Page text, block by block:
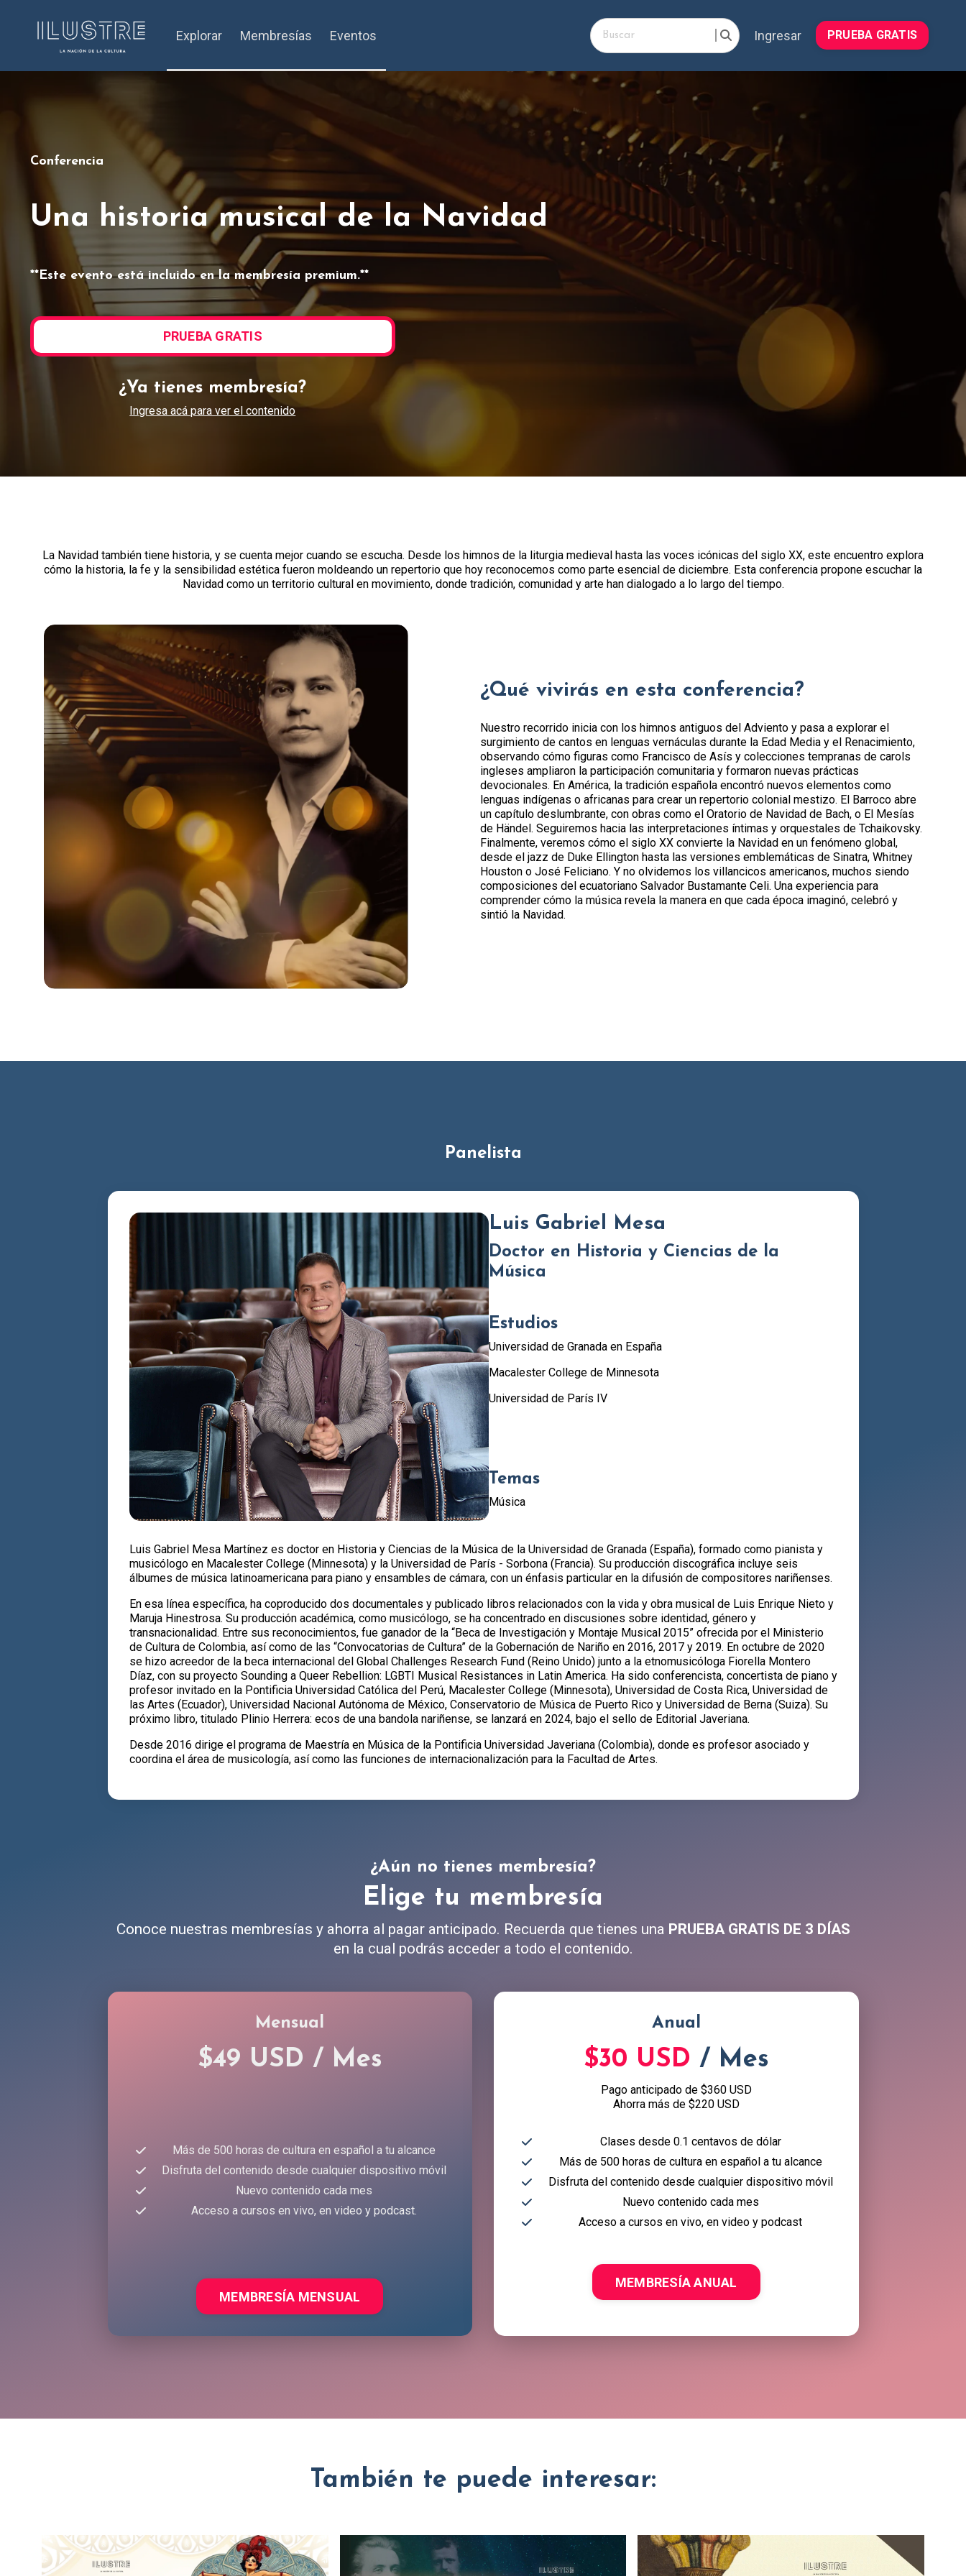
Explorar Membresías Eventos Ingresar PRUEBA GRATIS
Conferencia
Una historia musical de la Navidad
**Este evento está incluido en la membresía premium.**
PRUEBA GRATIS
¿Ya tienes membresía?
Ingresa acá para ver el contenido
La Navidad también tiene historia, y se cuenta mejor cuando se escucha. Desde los himnos de la liturgia medieval hasta las voces icónicas del siglo XX, este encuentro explora
cómo la historia, la fe y la sensibilidad estética fueron moldeando un repertorio que hoy reconocemos como parte esencial de diciembre. Esta conferencia propone escuchar la
Navidad como un territorio cultural en movimiento, donde tradición, comunidad y arte han dialogado a lo largo del tiempo.
¿Qué vivirás en esta conferencia?
Nuestro recorrido inicia con los himnos antiguos del Adviento y pasa a explorar el
surgimiento de cantos en lenguas vernáculas durante la Edad Media y el Renacimiento,
observando cómo figuras como Francisco de Asís y colecciones tempranas de carols
ingleses ampliaron la participación comunitaria y formaron nuevas prácticas
devocionales. En América, la tradición española encontró nuevos elementos como
lenguas indígenas o africanas para crear un repertorio colonial mestizo. El Barroco abre
un capítulo deslumbrante, con obras como el Oratorio de Navidad de Bach, o El Mesías
de Händel. Seguiremos hacia las interpretaciones íntimas y orquestales de Tchaikovsky.
Finalmente, veremos cómo el siglo XX convierte la Navidad en un fenómeno global,
desde el jazz de Duke Ellington hasta las versiones emblemáticas de Sinatra, Whitney
Houston o José Feliciano. Y no olvidemos los villancicos americanos, muchos siendo
composiciones del ecuatoriano Salvador Bustamante Celi. Una experiencia para
comprender cómo la música revela la manera en que cada época imaginó, celebró y
sintió la Navidad.
Panelista
Luis Gabriel Mesa
Doctor en Historia y Ciencias de la
Música
Estudios
Universidad de Granada en España
Macalester College de Minnesota
Universidad de París IV
Temas
Música
Luis Gabriel Mesa Martínez es doctor en Historia y Ciencias de la Música de la Universidad de Granada (España), formado como pianista y
musicólogo en Macalester College (Minnesota) y la Universidad de París - Sorbona (Francia). Su producción discográfica incluye seis
álbumes de música latinoamericana para piano y ensambles de cámara, con un énfasis particular en la difusión de compositores nariñenses.
En esa línea específica, ha coproducido dos documentales y publicado libros relacionados con la vida y obra musical de Luis Enrique Nieto y
Maruja Hinestrosa. Su producción académica, como musicólogo, se ha concentrado en discusiones sobre identidad, género y
transnacionalidad. Entre sus reconocimientos, fue ganador de la “Beca de Investigación y Montaje Musical 2015” ofrecida por el Ministerio
de Cultura de Colombia, así como de las “Convocatorias de Cultura” de la Gobernación de Nariño en 2016, 2017 y 2019. En octubre de 2020
se hizo acreedor de la beca internacional del Global Challenges Research Fund (Reino Unido) junto a la etnomusicóloga Fiorella Montero
Díaz, con su proyecto Sounding a Queer Rebellion: LGBTI Musical Resistances in Latin America. Ha sido conferencista, concertista de piano y
profesor invitado en la Pontificia Universidad Católica del Perú, Macalester College (Minnesota), Universidad de Costa Rica, Universidad de
las Artes (Ecuador), Universidad Nacional Autónoma de México, Conservatorio de Música de Puerto Rico y Universidad de Berna (Suiza). Su
próximo libro, titulado Plinio Herrera: ecos de una bandola nariñense, se lanzará en 2024, bajo el sello de Editorial Javeriana.
Desde 2016 dirige el programa de Maestría en Música de la Pontificia Universidad Javeriana (Colombia), donde es profesor asociado y
coordina el área de musicología, así como las funciones de internacionalización para la Facultad de Artes.
¿Aún no tienes membresía?
Elige tu membresía
Conoce nuestras membresías y ahorra al pagar anticipado. Recuerda que tienes una PRUEBA GRATIS DE 3 DÍAS
en la cual podrás acceder a todo el contenido.
Mensual
$49 USD / Mes
Más de 500 horas de cultura en español a tu alcance
Disfruta del contenido desde cualquier dispositivo móvil
Nuevo contenido cada mes
Acceso a cursos en vivo, en video y podcast.
MEMBRESÍA MENSUAL
Anual
$30 USD / Mes
Pago anticipado de $360 USD
Ahorra más de $220 USD
Clases desde 0.1 centavos de dólar
Más de 500 horas de cultura en español a tu alcance
Disfruta del contenido desde cualquier dispositivo móvil
Nuevo contenido cada mes
Acceso a cursos en vivo, en video y podcast
MEMBRESÍA ANUAL
También te puede interesar: